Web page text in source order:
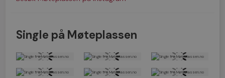
Single på Møteplassen